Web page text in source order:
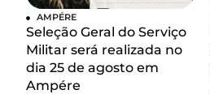
AMPÉRE
Seleção Geral do Serviço
Militar será realizada no
dia 25 de agosto em
Ampére